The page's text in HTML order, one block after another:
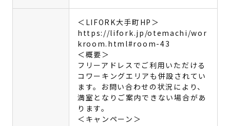
＜LIFORK大手町HP＞
https://lifork.jp/otemachi/wor
kroom.html#room-43
＜概要＞
フリーアドレスでご利用いただける
コワーキングエリアも併設されてい
ます。お問い合わせの状況により、
満室となりご案内できない場合があ
ります。
＜キャンペーン＞